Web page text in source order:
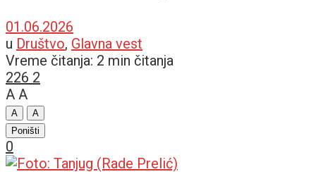
01.06.2026
u Društvo, Glavna vest
Vreme čitanja: 2 min čitanja
226 2
A A
A
A
Poništi
0